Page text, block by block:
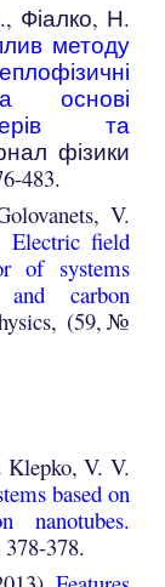
Фіалко, Н.
методу
основі
та
фізики
483.
V.
Electric field
of systems
carbon
(59,№
Klepko, V. V.
based on
nanotubes.
378.